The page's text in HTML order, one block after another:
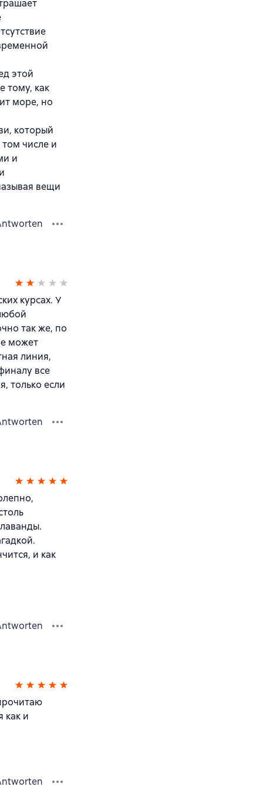
этой
тому, как
море, но
который
числе и
и
вещи
курсах. У
так же, по
может
линия,
все
только если
и как
как и